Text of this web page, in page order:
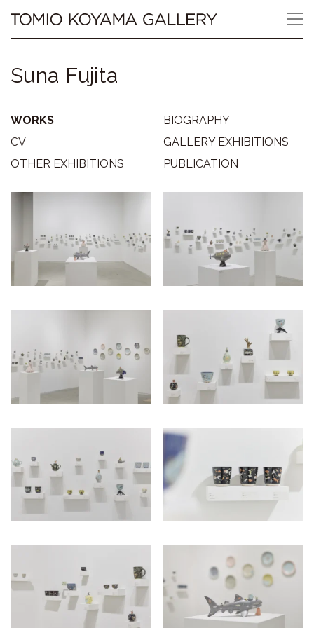
content
Tomio
Gallery
小
山
登
美
ギ
ャ
リ
ー
Suna Fujita
WORKS
BIOGRAPHY
CV
GALLERY EXHIBITIONS
OTHER EXHIBITIONS
PUBLICATION